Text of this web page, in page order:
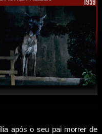
após o seu pai morrer de